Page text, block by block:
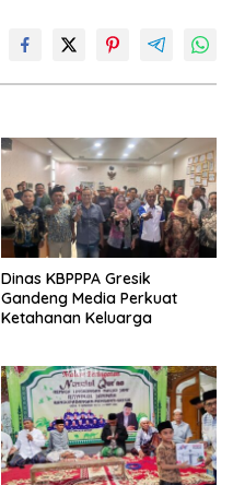
Dinas KBPPPA Gresik
Gandeng Media Perkuat
Ketahanan Keluarga